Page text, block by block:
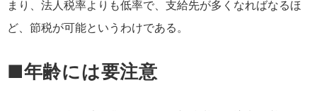
まり、法人税率よりも低率で、支給先が多くなればなるほ
ど、節税が可能というわけである。
■年齢には要注意